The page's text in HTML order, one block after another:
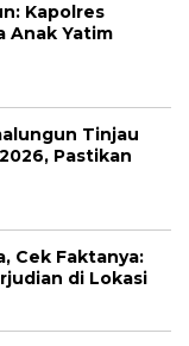
Kapolres
Anak Yatim
Tinjau
Pastikan
Cek Faktanya:
di Lokasi